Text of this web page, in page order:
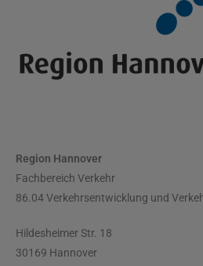
Region Hannover
Fachbereich Verkehr
86.04 Verkehrsentwicklung und
Hildesheimer Str. 18
30169 Hannover